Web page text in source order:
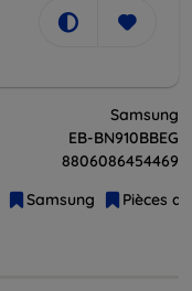
Samsung
EB-BN910BBEG
8806086454469
Samsung Pièces